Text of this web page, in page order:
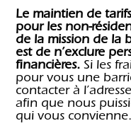
Le maintien de
pour les non-
de la mission de la
est de n’exclure
financières. Si les
pour vous une
contacter à
afin que nous
qui vous convienne.